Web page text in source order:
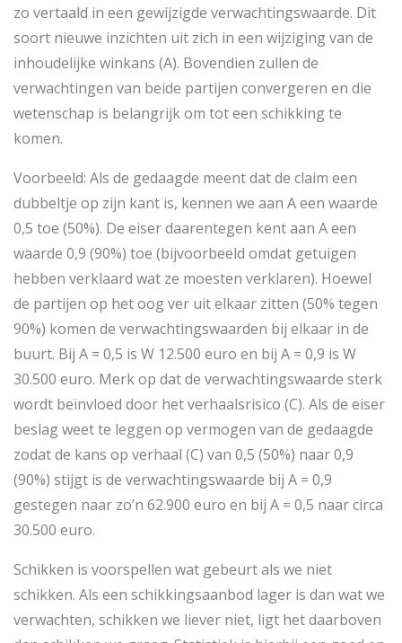
zo vertaald in een gewijzigde verwachtingswaarde. Dit
soort nieuwe inzichten uit zich in een wijziging van de
inhoudelijke winkans (A). Bovendien zullen de
verwachtingen van beide partijen convergeren en die
wetenschap is belangrijk om tot een schikking te
komen.
Voorbeeld: Als de gedaagde meent dat de claim een
dubbeltje op zijn kant is, kennen we aan A een waarde
0,5 toe (50%). De eiser daarentegen kent aan A een
waarde 0,9 (90%) toe (bijvoorbeeld omdat getuigen
hebben verklaard wat ze moesten verklaren). Hoewel
de partijen op het oog ver uit elkaar zitten (50% tegen
90%) komen de verwachtingswaarden bij elkaar in de
buurt. Bij A = 0,5 is W 12.500 euro en bij A = 0,9 is W
30.500 euro. Merk op dat de verwachtingswaarde sterk
wordt beïnvloed door het verhaalsrisico (C). Als de eiser
beslag weet te leggen op vermogen van de gedaagde
zodat de kans op verhaal (C) van 0,5 (50%) naar 0,9
(90%) stijgt is de verwachtingswaarde bij A = 0,9
gestegen naar zo’n 62.900 euro en bij A = 0,5 naar circa
30.500 euro.
Schikken is voorspellen wat gebeurt als we niet
schikken. Als een schikkingsaanbod lager is dan wat we
verwachten, schikken we liever niet, ligt het daarboven